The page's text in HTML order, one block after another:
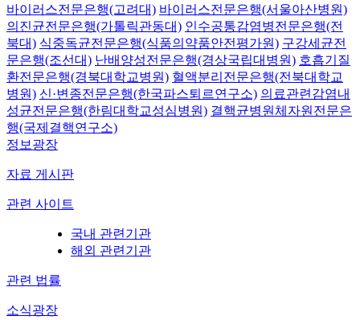
바이러스전문은행(고려대) 바이러스전문은행(서울아산병원)
의진균전문은행(가톨릭관동대) 인수공통감염병전문은행(전
북대) 식중독균전문은행(식품의약품안전평가원) 구강세균전
문은행(조선대) 난배양성전문은행(경상국립대병원) 호흡기질
환전문은행(경북대학교병원) 혈액분리전문은행(전북대학교
병원) 신·변종전문은행(한국파스퇴르연구소) 의료관련감염내
성균전문은행(한림대학교성심병원) 결핵균병원체자원전문은
행(국제결핵연구소)
정보광장
자료 게시판
관련 사이트
국내 관련기관
해외 관련기관
관련 법률
소식광장